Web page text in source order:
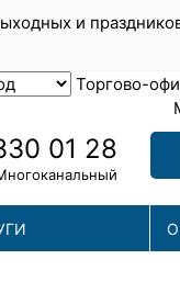
и
Торгово-
01 28